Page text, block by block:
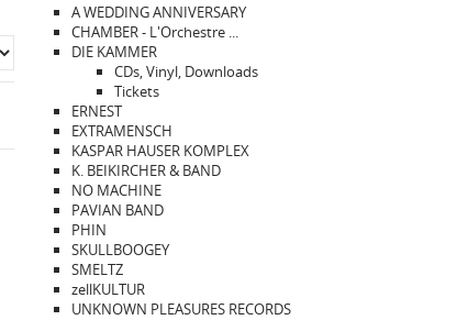
A WEDDING ANNIVERSARY
CHAMBER - L'Orchestre ...
DIE KAMMER
CDs, Vinyl, Downloads
Tickets
ERNEST
EXTRAMENSCH
KASPAR HAUSER KOMPLEX
K. BEIKIRCHER & BAND
NO MACHINE
PAVIAN BAND
PHIN
SKULLBOOGEY
SMELTZ
zellKULTUR
UNKNOWN PLEASURES RECORDS